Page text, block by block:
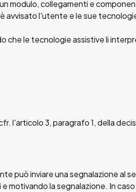
modulo, collegamenti e
avvisato l'utente e le sue
che le tecnologie assistive li
l'articolo 3, paragrafo 1, della
può inviare una segnalazione al
motivando la segnalazione. In